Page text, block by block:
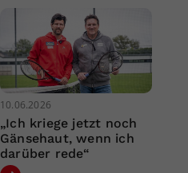
10.06.2026
„Ich kriege jetzt noch
Gänsehaut, wenn ich
darüber rede“